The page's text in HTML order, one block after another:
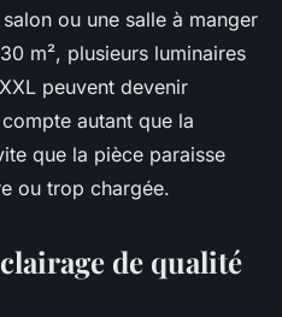
ou une salle à manger
m², plusieurs luminaires
peuvent devenir
autant que la
que la pièce paraisse
ou trop chargée.
de qualité